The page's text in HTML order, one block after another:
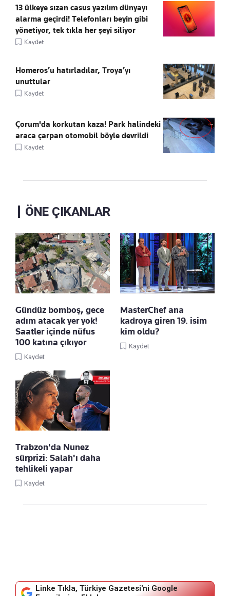
13 ülkeye sızan casus yazılım dünyayı
alarma geçirdi! Telefonları beyin gibi
yönetiyor, tek tıkla her şeyi siliyor
Kaydet
Homeros’u hatırladılar, Troya’yı
unuttular
Kaydet
Çorum'da korkutan kaza! Park halindeki
araca çarpan otomobil böyle devrildi
Kaydet
ÖNE ÇIKANLAR
Gündüz bomboş, gece
adım atacak yer yok!
Saatler içinde nüfus
100 katına çıkıyor
Kaydet
MasterChef ana
kadroya giren 19. isim
kim oldu?
Kaydet
Trabzon'da Nunez
sürprizi: Salah'ı daha
tehlikeli yapar
Kaydet
Linke Tıkla, Türkiye Gazetesi'ni Google